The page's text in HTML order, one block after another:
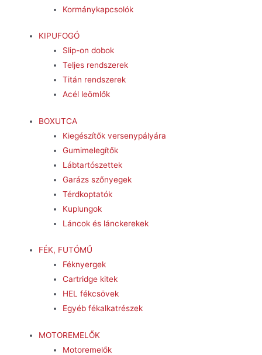
Kormánykapcsolók
KIPUFOGÓ
Slip-on dobok
Teljes rendszerek
Titán rendszerek
Acél leömlők
BOXUTCA
Kiegészítők versenypályára
Gumimelegítők
Lábtartószettek
Garázs szőnyegek
Térdkoptatók
Kuplungok
Láncok és lánckerekek
FÉK, FUTÓMŰ
Féknyergek
Cartridge kitek
HEL fékcsövek
Egyéb fékalkatrészek
MOTOREMELŐK
Motoremelők